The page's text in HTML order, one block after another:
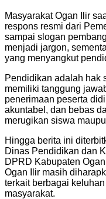
Masyarakat Ogan Ilir
respons resmi dari
sampai slogan
menjadi jargon,
yang menyangkut
Pendidikan adalah hak
memiliki tanggung
penerimaan peserta
akuntabel, dan bebas
merugikan siswa
Hingga berita ini
Dinas Pendidikan dan
DPRD Kabupaten
Ogan Ilir masih
terkait berbagai
masyarakat.